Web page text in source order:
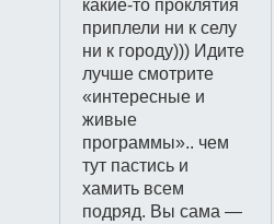
какие-то проклятия
приплели ни к селу
ни к городу))) Идите
лучше смотрите
«интересные и
живые
программы».. чем
тут пастись и
хамить всем
подряд. Вы сама —